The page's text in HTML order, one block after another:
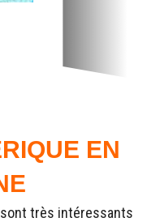
EN
très intéressants